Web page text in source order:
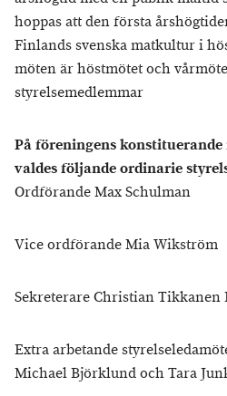
hoppas att den första
Finlands svenska matkultur i
möten är höstmötet och
styrelsemedlemmar
På föreningens konstituerande
valdes följande ordinarie
Ordförande Max Schulman
Vice ordförande Mia Wikström
Sekreterare Christian Tikkanen
Extra arbetande
Michael Björklund och Tara